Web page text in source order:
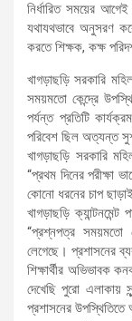
নির্ধারিত সময়ের
যথাযথভাবে অনুসরণ
করতে শিক্ষক, কক্ষ
খাগড়াছড়ি সরকারি
সময়মতো কেন্দ্রে
পর্যন্ত প্রতিটি
পরিবেশ ছিল অত্যন্ত
খাগড়াছড়ি সরকারি
“প্রথম দিনের পরীক্ষা
কোনো ধরনের চাপ ছাড়াই
খাগড়াছড়ি
“প্রশ্নপত্র সময়মতো
লেগেছে। প্রশাসনের
শিক্ষার্থীর অভিভাবক
দেখেছি পুরো এলাকায়
প্রশাসনের উপস্থিতিতে